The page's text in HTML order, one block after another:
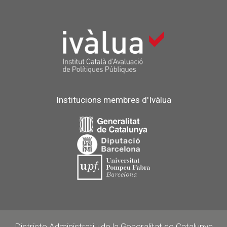
Institucions membres d'Ivàlua